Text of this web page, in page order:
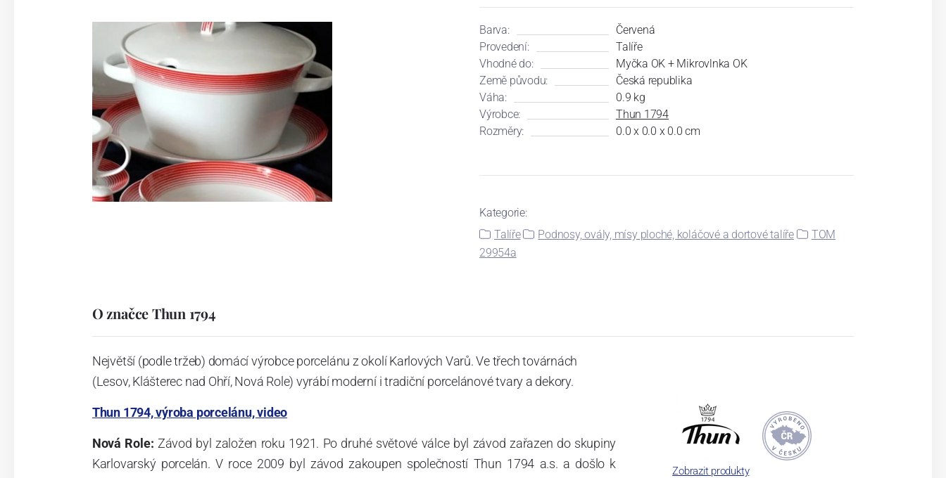
Barva:
Červená
Provedení:
Talíře
Vhodné do:
Myčka OK + Mikrovlnka OK
Země původu:
Česká republika
Váha:
0.9 kg
Výrobce:
Thun 1794
Rozměry:
0.0 x 0.0 x 0.0 cm
Kategorie:
Talíře
Podnosy, ovály, mísy ploché, koláčové a dortové talíře
TOM
29954a
O značce Thun 1794
Největší (podle tržeb) domácí výrobce porcelánu z okolí Karlových Varů. Ve třech továrnách
(Lesov, Klášterec nad Ohří, Nová Role) vyrábí moderní i tradiční porcelánové tvary a dekory.
Thun 1794, výroba porcelánu, video
Nová Role: Závod byl založen roku 1921. Po druhé světové válce byl závod zařazen do skupiny
Karlovarský porcelán. V roce 2009 byl závod zakoupen společností Thun 1794 a.s. a došlo k
Zobrazit produkty